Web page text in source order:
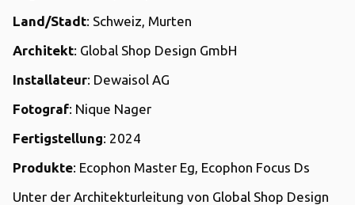
Land/Stadt: Schweiz, Murten
Architekt: Global Shop Design GmbH
Installateur: Dewaisol AG
Fotograf: Nique Nager
Fertigstellung: 2024
Produkte: Ecophon Master Eg, Ecophon Focus Ds
Unter der Architekturleitung von Global Shop Design